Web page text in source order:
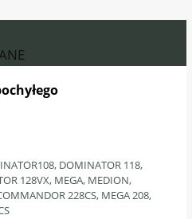
DOMINATOR 118,
128VX, MEGA, MEDION,
228CS, MEGA 208,